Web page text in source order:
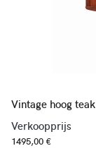
Vintage hoog
Verkoopprijs
1495,00 €